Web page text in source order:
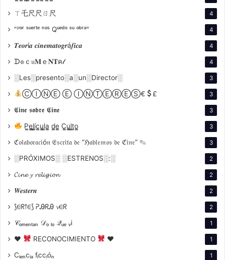
puesto en valor nuevamente para que el público
Por fuera de las pantallas, el Festival se caracteriza
también por el atractivo de sus
redondas, presentaciones de libros, proyecciones
especiales y seminarios de nueva crítica. La edición
de 2018 contó además con la primera y exitosa
edición del Foro de Cine Perspectiva de Género
, un
desigualdades en el sector audiovisual.
Transformación Competitiva y
ㄒ乇尺尺ㄖ尺 4
"ᴾᵒʳ ˢᵘᵉʳᵗᵉ ⁿᵒˢ Qᵘᵉᵈᵒ ˢᵘ ᵒᵇʳᵃ" 4
𝑻𝒆𝒐𝒓í𝒂 𝒄𝒊𝒏𝒆𝒎𝒂𝒕𝒐𝒈𝒓á𝒇𝒊𝒄𝒂 4
ᗪ๏ｃ𝔲𝐌ｅ𝐍𝐓ค𝓁 4
░Les░presento░a░un░Director░ 3
ⒸⒾⓃⒺ Ⓔ ⒾⓃⓉⒺⓇⒺⓈ€ £ 3
𝕮𝖎𝖓𝖊 𝖘𝖔𝖇𝖗𝖊 𝕮𝖎𝖓𝖊 3
P̳e̳l̳í̳c̳u̳l̳a̳ d̳e̳ C̳u̳l̳t̳o̳ 3
ℭ𝔬𝔩𝔞𝔟𝔬𝔯𝔞𝔠𝔦ó𝔫 𝔈𝔰𝔠𝔯𝔦𝔱𝔞 𝔡𝔢 “ℌ𝔞𝔟𝔩𝔢𝔪𝔬𝔰 𝔡𝔢 ℭ𝔦𝔫𝔢” ✎ 3
░PRÓXIMOS░ ░ESTRENOS░:░ 2
𝓒𝓲𝓷𝓮 𝔂 𝓻𝓮𝓵𝓲𝓰𝓲𝓸𝓷 2
𝑾𝒆𝒔𝒕𝒆𝒓𝒏 2
⟆∈ᖇ⫯∈⟆ ᕈᎯᖇᎯ 𝓿∈ᖇ 2
𝒞ₒₘₑₙₜₐₙ 𝒟ₒ ₗₒ 𝒬ᵤₑ ᵥi 1
♥ RECONOCIMIENTO ♥ 1
Cᵢₑₙcᵢₐ fᵢccᵢóₙ 1